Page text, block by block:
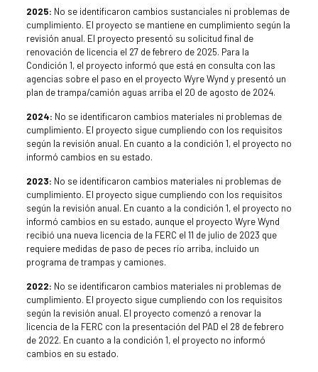
2025: No se identificaron cambios sustanciales ni problemas de
cumplimiento. El proyecto se mantiene en cumplimiento según la
revisión anual. El proyecto presentó su solicitud final de
renovación de licencia el 27 de febrero de 2025. Para la
Condición 1, el proyecto informó que está en consulta con las
agencias sobre el paso en el proyecto Wyre Wynd y presentó un
plan de trampa/camión aguas arriba el 20 de agosto de 2024.
2024: No se identificaron cambios materiales ni problemas de
cumplimiento. El proyecto sigue cumpliendo con los requisitos
según la revisión anual. En cuanto a la condición 1, el proyecto no
informó cambios en su estado.
2023: No se identificaron cambios materiales ni problemas de
cumplimiento. El proyecto sigue cumpliendo con los requisitos
según la revisión anual. En cuanto a la condición 1, el proyecto no
informó cambios en su estado, aunque el proyecto Wyre Wynd
recibió una nueva licencia de la FERC el 11 de julio de 2023 que
requiere medidas de paso de peces río arriba, incluido un
programa de trampas y camiones.
2022: No se identificaron cambios materiales ni problemas de
cumplimiento. El proyecto sigue cumpliendo con los requisitos
según la revisión anual. El proyecto comenzó a renovar la
licencia de la FERC con la presentación del PAD el 28 de febrero
de 2022. En cuanto a la condición 1, el proyecto no informó
cambios en su estado.